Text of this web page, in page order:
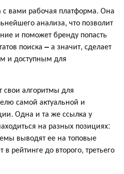
вами рабочая платформа. Она
анализа, что позволит
и поможет бренду попасть
поиска–а значит, сделает
и доступным для
алгоритмы для
самой актуальной и
Одна и та же ссылка у
на разных позициях:
выводят ее на топовые
рейтинге до второго, третьего